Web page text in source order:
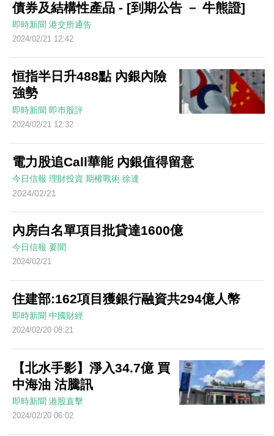
債券及結構性產品 - [到期公告 － 牛熊證]
即時新聞 港交所通告
2024/02/21 12:42
恒指半日升488點 內銀內險
強勢
即時新聞 即巿股評
2024/02/21 12:32
電力股追Call華能 內銀值得留意
今日信報 理財投資 期權戰術 徐達
2024/02/21
內房白名單項目批貸達1600億
今日信報 要聞
2024/02/21
住建部:162項目獲銀行融資共294億人幣
即時新聞 中國財經
2024/02/20 08:21
【北水手影】淨入34.7億 買
中海油 沽騰訊
即時新聞 港股直擊
2024/02/20 06:02